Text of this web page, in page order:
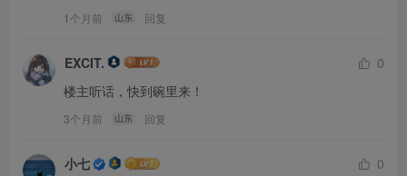
1个月前 山东 回复
EXCIT.
0
楼主听话，快到碗里来！
3个月前 山东 回复
小七 0